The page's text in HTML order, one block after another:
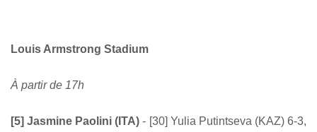
Louis Armstrong Stadium
À partir de 17h
[5] Jasmine Paolini (ITA)- [30] Yulia Putintseva (KAZ) 6-3,